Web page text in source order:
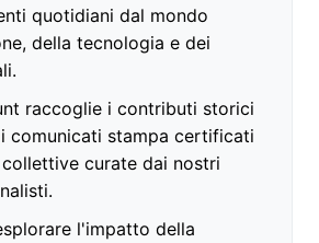
quotidiani dal mondo
della tecnologia e dei
raccoglie i contributi storici
comunicati stampa certificati
curate dai nostri
l'impatto della